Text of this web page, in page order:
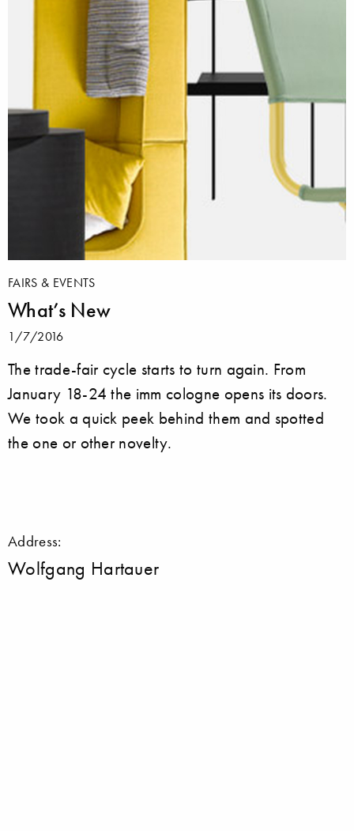
FAIRS & EVENTS
What’s New
1/7/2016
The trade-fair cycle starts to turn again. From
January 18-24 the imm cologne opens its doors.
We took a quick peek behind them and spotted
the one or other novelty.
Address:
Wolfgang Hartauer